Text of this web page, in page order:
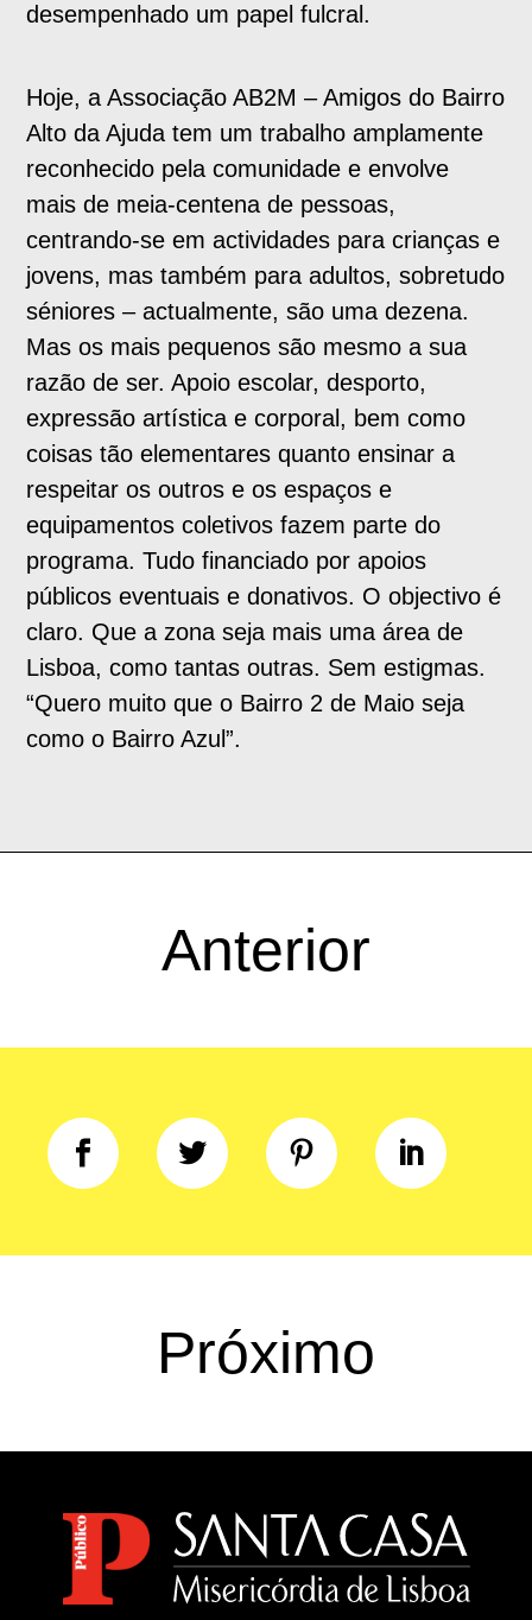
desempenhado um papel fulcral.
Hoje, a Associação AB2M – Amigos do Bairro
Alto da Ajuda tem um trabalho amplamente
reconhecido pela comunidade e envolve
mais de meia-centena de pessoas,
centrando-se em actividades para crianças e
jovens, mas também para adultos, sobretudo
séniores – actualmente, são uma dezena.
Mas os mais pequenos são mesmo a sua
razão de ser. Apoio escolar, desporto,
expressão artística e corporal, bem como
coisas tão elementares quanto ensinar a
respeitar os outros e os espaços e
equipamentos coletivos fazem parte do
programa. Tudo financiado por apoios
públicos eventuais e donativos. O objectivo é
claro. Que a zona seja mais uma área de
Lisboa, como tantas outras. Sem estigmas.
“Quero muito que o Bairro 2 de Maio seja
como o Bairro Azul”.
Anterior
Próximo